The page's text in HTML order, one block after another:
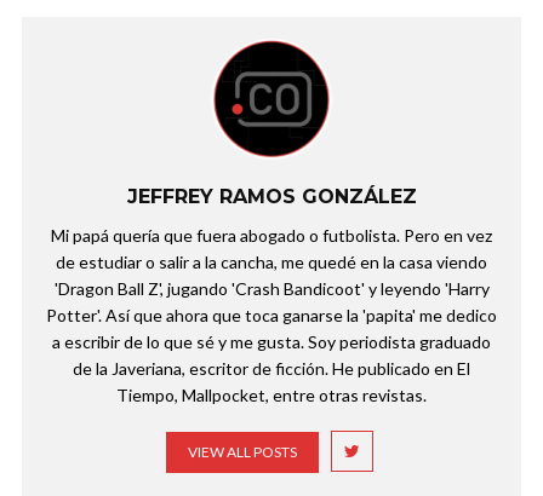
JEFFREY RAMOS GONZÁLEZ
Mi papá quería que fuera abogado o futbolista. Pero en vez
de estudiar o salir a la cancha, me quedé en la casa viendo
'Dragon Ball Z', jugando 'Crash Bandicoot' y leyendo 'Harry
Potter'. Así que ahora que toca ganarse la 'papita' me dedico
a escribir de lo que sé y me gusta. Soy periodista graduado
de la Javeriana, escritor de ficción. He publicado en El
Tiempo, Mallpocket, entre otras revistas.
VIEW ALL POSTS